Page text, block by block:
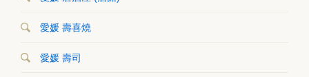
愛媛 壽喜燒
愛媛 壽司